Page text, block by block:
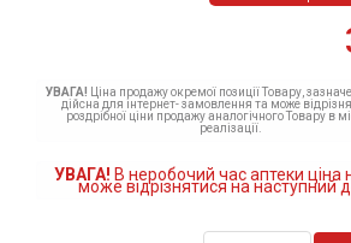
УВАГА! Ціна продажу окремої позиції Товару,
дійсна для інтернет- замовлення та може
роздрібної ціни продажу аналогічного Товару в
реалізації.
УВАГА! В неробочий час аптеки ціна
може відрізнятися на наступний